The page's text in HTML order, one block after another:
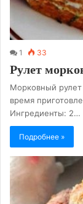
1 33
Рулет
Морковный рулет
время
Ингредиенты: 2…
Подробнее »